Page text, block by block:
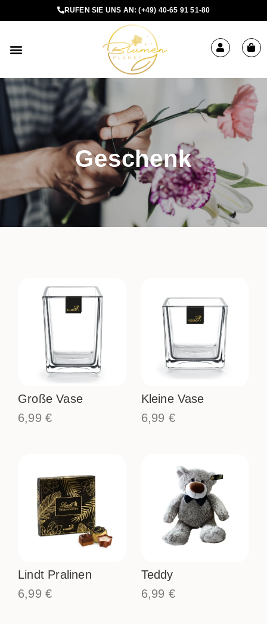
RUFEN SIE UNS AN:(+49) 40-65 91 51-80
Geschenk
Große Vase
6,99 €
Kleine Vase
6,99 €
Lindt Pralinen
6,99 €
Teddy
6,99 €